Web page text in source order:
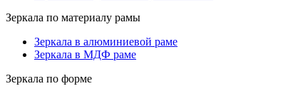
Зеркала по материалу рамы
Зеркала в алюминиевой раме
Зеркала в МДФ раме
Зеркала по форме